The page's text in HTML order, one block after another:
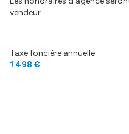
vendeur
Taxe foncière annuelle
1 498 €